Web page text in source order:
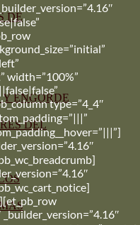
DE
ENGORDE
DEL
width=”100%”
type=”4_4″